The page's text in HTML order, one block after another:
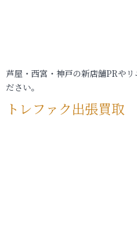
芦屋・西宮・神戸の新店舗PRや
ださい。
トレファク出張買取